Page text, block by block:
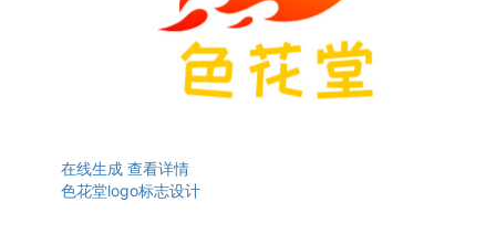
在线生成 查看详情
色花堂logo标志设计